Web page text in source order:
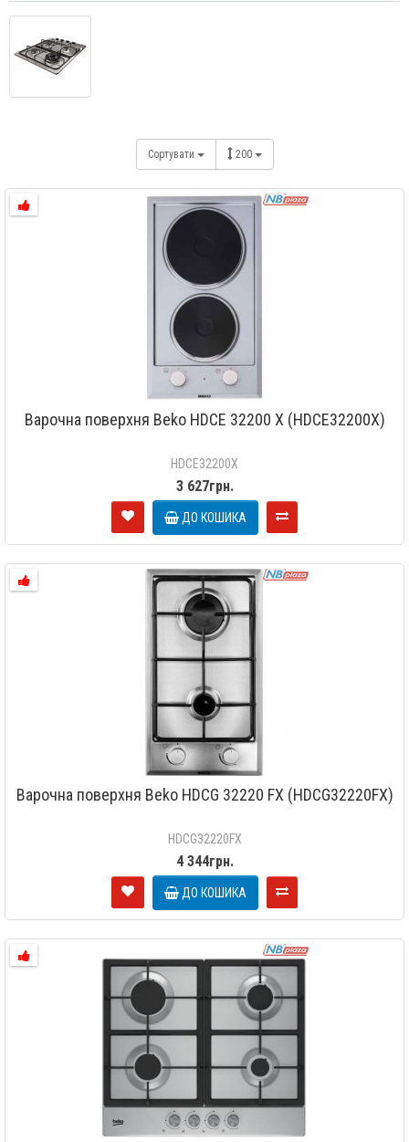
Сортувати 200
Варочна поверхня Beko HDCE 32200 X (HDCE32200X)
HDCE32200X
3 627грн.
ДО КОШИКА
Варочна поверхня Beko HDCG 32220 FX (HDCG32220FX)
HDCG32220FX
4 344грн.
ДО КОШИКА